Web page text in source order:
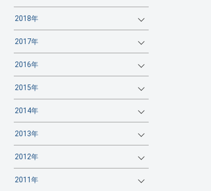
2018年
2017年
2016年
2015年
2014年
2013年
2012年
2011年